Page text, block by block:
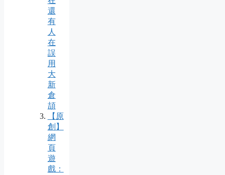
還
有
人
在
誤
用
大
新
倉
頡
【原
創】
網
頁
遊
戲：